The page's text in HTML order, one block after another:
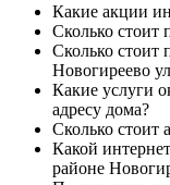
Какие акции
Сколько стоит
Сколько стоит
Новогиреево
Какие услуги
адресу дома?
Сколько стоит
Какой
районе